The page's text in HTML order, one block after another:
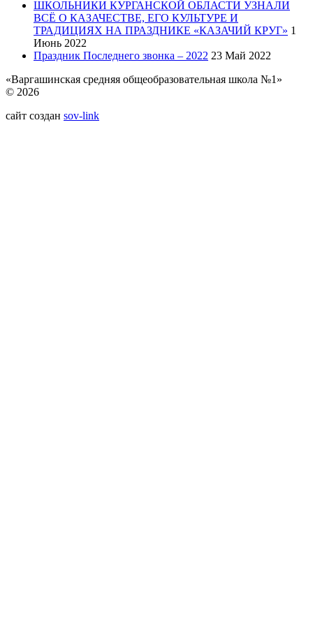
ШКОЛЬНИКИ КУРГАНСКОЙ ОБЛАСТИ УЗНАЛИ
ВСЁ О КАЗАЧЕСТВЕ, ЕГО КУЛЬТУРЕ И
ТРАДИЦИЯХ НА ПРАЗДНИКЕ «КАЗАЧИЙ КРУГ» 1
Июнь 2022
Праздник Последнего звонка – 2022 23 Май 2022
«Варгашинская средняя общеобразовательная школа №1»
© 2026
сайт создан sov-link